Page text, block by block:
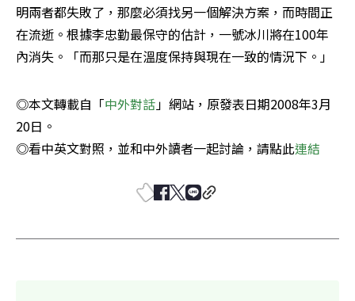
明兩者都失敗了，那麼必須找另一個解決方案，而時間正
在流逝。根據李忠勤最保守的估計，一號冰川將在100年
內消失。「而那只是在溫度保持與現在一致的情況下。」
◎本文轉載自「中外對話 」網站，原發表日期2008年3月
20日。
◎看中英文對照，並和中外讀者一起討論，請點此連結